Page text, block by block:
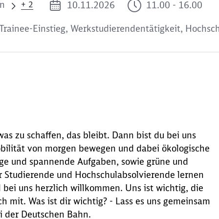
+ 2 10.11.2026 11.00 - 16.00
Einstieg, Werkstudierendentätigkeit,
zu schaffen, das bleibt. Dann bist du bei uns
von morgen bewegen und dabei ökologische
und spannende Aufgaben, sowie grüne und
und Hochschulabsolvierende lernen
uns herzlich willkommen. Uns ist wichtig, die
mit. Was ist dir wichtig? - Lass es uns gemeinsam
Deutschen Bahn.